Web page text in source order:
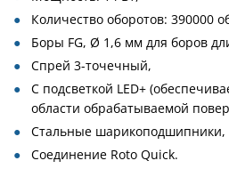
Количество оборотов: 390000
Боры FG, Ø 1,6 мм для боров
Спрей 3-точечный,
С подсветкой LED+
области обрабатываемой
Стальные шарикоподшипники,
Соединение Roto Quick.